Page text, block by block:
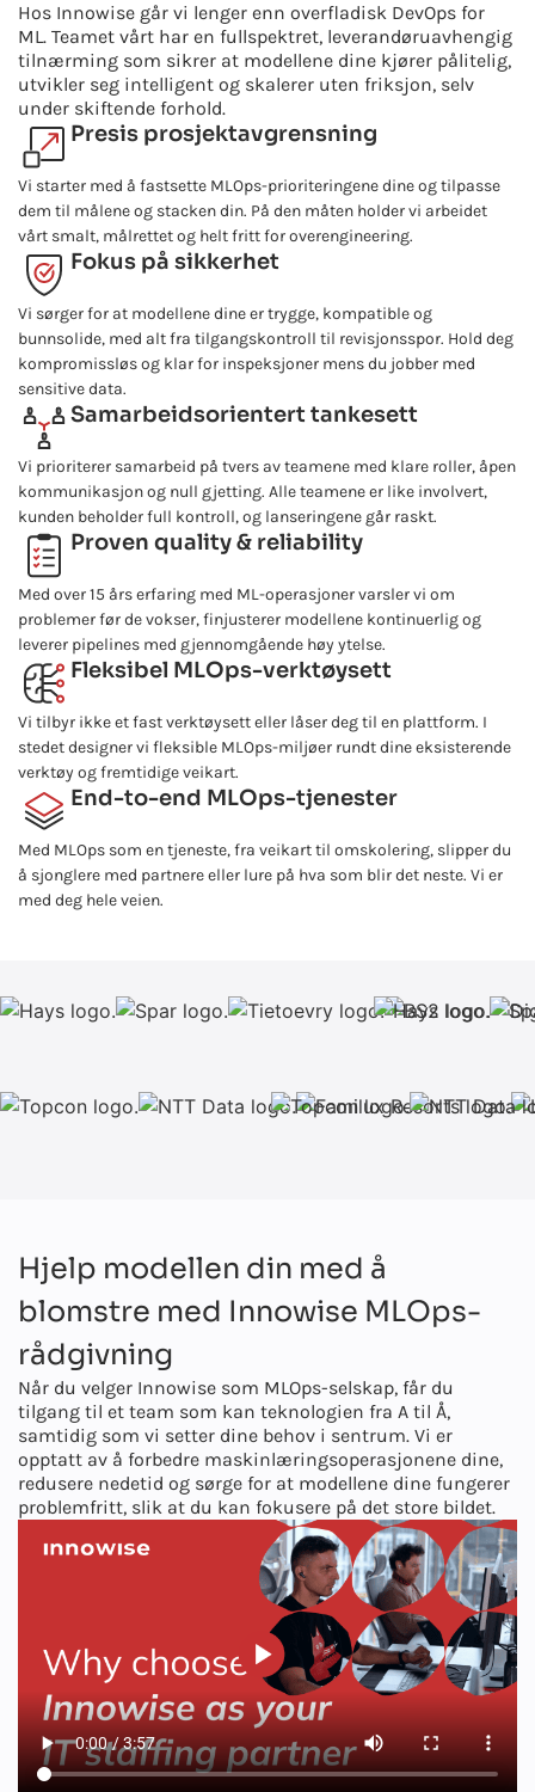
Hos Innowise går vi lenger enn overfladisk DevOps for
ML. Teamet vårt har en fullspektret, leverandøruavhengig
tilnærming som sikrer at modellene dine kjører pålitelig,
utvikler seg intelligent og skalerer uten friksjon, selv
under skiftende forhold.
Presis prosjektavgrensning
Vi starter med å fastsette MLOps-prioriteringene dine og tilpasse
dem til målene og stacken din. På den måten holder vi arbeidet
vårt smalt, målrettet og helt fritt for overengineering.
Fokus på sikkerhet
Vi sørger for at modellene dine er trygge, kompatible og
bunnsolide, med alt fra tilgangskontroll til revisjonsspor. Hold deg
kompromissløs og klar for inspeksjoner mens du jobber med
sensitive data.
Samarbeidsorientert tankesett
Vi prioriterer samarbeid på tvers av teamene med klare roller, åpen
kommunikasjon og null gjetting. Alle teamene er like involvert,
kunden beholder full kontroll, og lanseringene går raskt.
Proven quality & reliability
Med over 15 års erfaring med ML-operasjoner varsler vi om
problemer før de vokser, finjusterer modellene kontinuerlig og
leverer pipelines med gjennomgående høy ytelse.
Fleksibel MLOps-verktøysett
Vi tilbyr ikke et fast verktøysett eller låser deg til en plattform. I
stedet designer vi fleksible MLOps-miljøer rundt dine eksisterende
verktøy og fremtidige veikart.
End-to-end MLOps-tjenester
Med MLOps som en tjeneste, fra veikart til omskolering, slipper du
å sjonglere med partnere eller lure på hva som blir det neste. Vi er
med deg hele veien.
Hjelp modellen din med å
blomstre med Innowise MLOps-
rådgivning
Når du velger Innowise som MLOps-selskap, får du
tilgang til et team som kan teknologien fra A til Å,
samtidig som vi setter dine behov i sentrum. Vi er
opptatt av å forbedre maskinlæringsoperasjonene dine,
redusere nedetid og sørge for at modellene dine fungerer
problemfritt, slik at du kan fokusere på det store bildet.